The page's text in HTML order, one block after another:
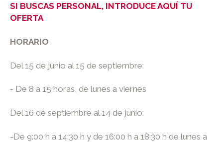
SI BUSCAS PERSONAL, INTRODUCE AQUÍ TU
OFERTA
HORARIO
Del 15 de junio al 15 de septiembre:
- De 8 a 15 horas, de lunes a viernes
Del 16 de septiembre al 14 de junio:
-De 9:00 h a 14:30 h y de 16:00 h a 18:30 h de lunes a